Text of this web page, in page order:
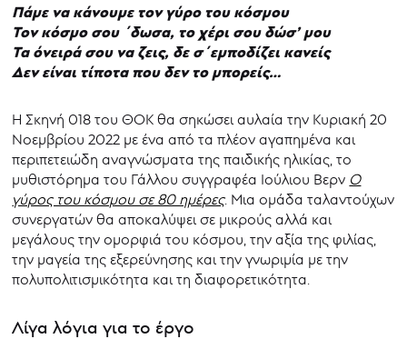
Πάμε να κάνουμε τον γύρο του κόσμου
Τον κόσμο σου ΄δωσα, το χέρι σου δώσ’ μου
Τα όνειρά σου να ζεις, δε σ΄εμποδίζει κανείς
Δεν είναι τίποτα που δεν το μπορείς…
Η Σκηνή 018 του ΘΟΚ θα σηκώσει αυλαία την Κυριακή 20
Νοεμβρίου 2022 με ένα από τα πλέον αγαπημένα και
περιπετειώδη αναγνώσματα της παιδικής ηλικίας, το
μυθιστόρημα του Γάλλου συγγραφέα Ιούλιου Βερν Ο
γύρος του κόσμου σε 80 ημέρες. Μια ομάδα ταλαντούχων
συνεργατών θα αποκαλύψει σε μικρούς αλλά και
μεγάλους την ομορφιά του κόσμου, την αξία της φιλίας,
την μαγεία της εξερεύνησης και την γνωριμία με την
πολυπολιτισμικότητα και τη διαφορετικότητα.
Λίγα λόγια για το έργο